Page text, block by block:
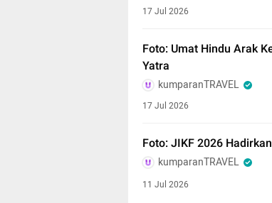
17 Jul 2026
Foto: Umat Hindu Arak
Yatra
kumparanTRAVEL
17 Jul 2026
Foto: JIKF 2026
kumparanTRAVEL
11 Jul 2026